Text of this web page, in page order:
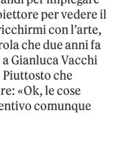
per vedere il
con l’arte,
che due anni fa
Gianluca Vacchi
Piuttosto che
«Ok, le cose
comunque